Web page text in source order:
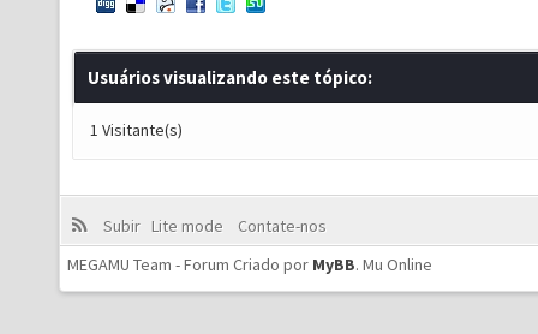
Usuários visualizando este tópico:
1 Visitante(s)
Subir Lite mode
Contate-nos
MEGAMU Team - Forum Criado por MyBB. Mu Online